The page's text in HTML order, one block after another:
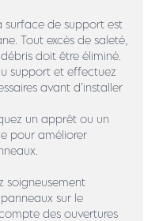
surface de support est
Tout excès de saleté,
doit être éliminé.
support et effectuez
avant d’installer
un apprêt ou un
pour améliorer
soigneusement
sur le
des ouvertures